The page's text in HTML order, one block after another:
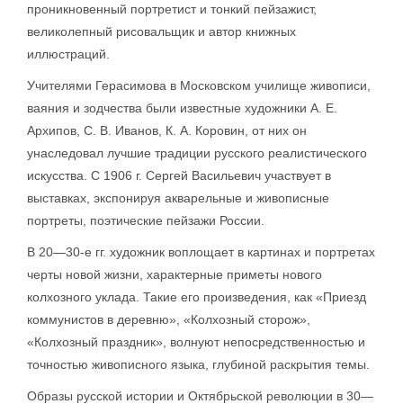
проникновенный портретист и тонкий пейзажист,
великолепный рисовальщик и автор книжных
иллюстраций.
Учителями Герасимова в Московском училище живописи,
ваяния и зодчества были известные художники А. Е.
Архипов, С. В. Иванов, К. А. Коровин, от них он
унаследовал лучшие традиции русского реалистического
искусства. С 1906 г. Сергей Васильевич участвует в
выставках, экспонируя акварельные и живописные
портреты, поэтические пейзажи России.
В 20—30-е гг. художник воплощает в картинах и портретах
черты новой жизни, характерные приметы нового
колхозного уклада. Такие его произведения, как «Приезд
коммунистов в деревню», «Колхозный сторож»,
«Колхозный праздник», волнуют непосредственностью и
точностью живописного языка, глубиной раскрытия темы.
Образы русской истории и Октябрьской революции в 30—